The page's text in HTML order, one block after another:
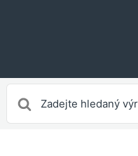
For